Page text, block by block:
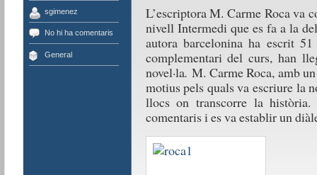
sgimenez
No hi ha comentaris
General
L’escriptora M. Carme Roca va
nivell Intermedi que es fa a la
autora barcelonina ha escrit
complementari del curs, han
novel·la. M. Carme Roca, amb
motius pels quals va escriure la
llocs on transcorre la
comentaris i es va establir un